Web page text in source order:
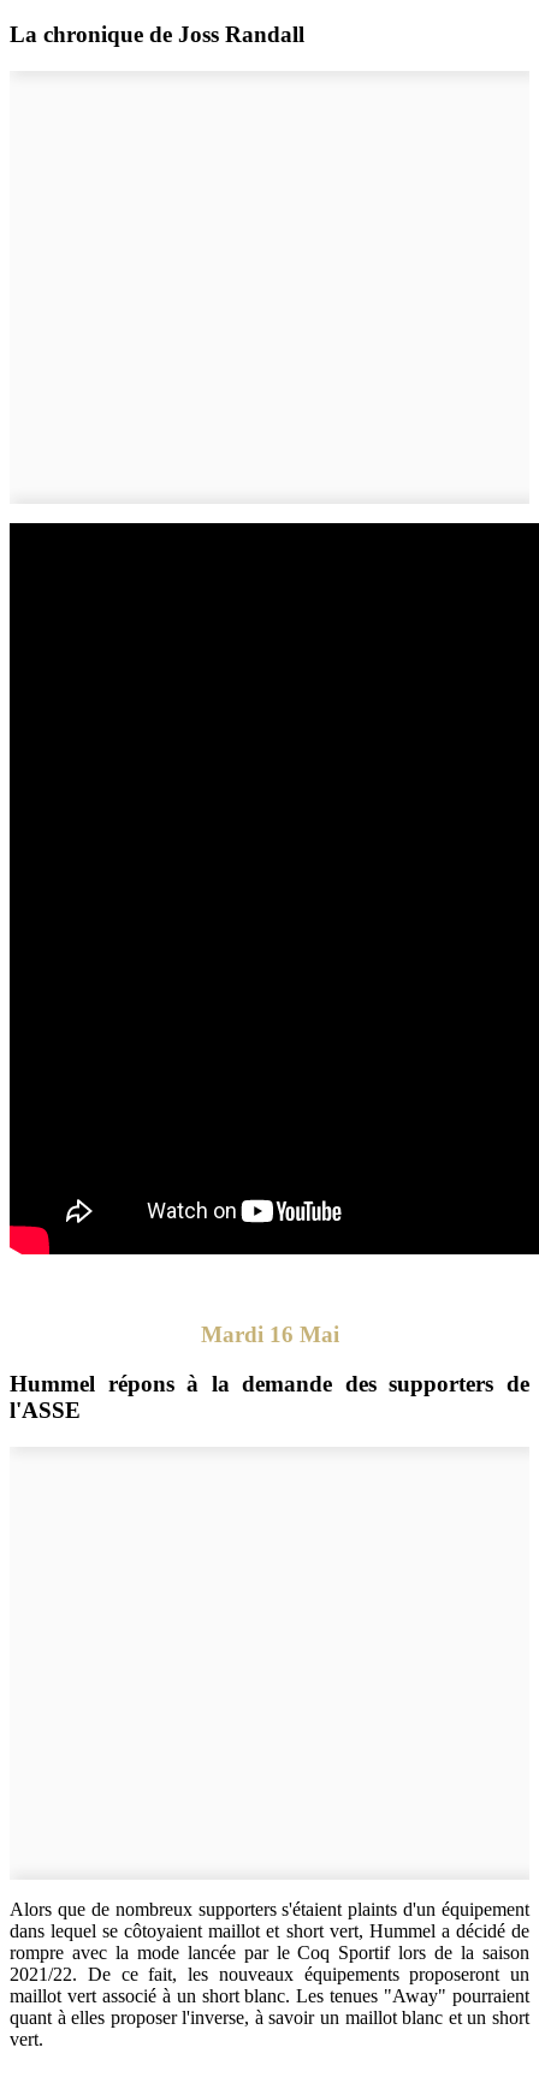
La chronique de Joss Randall
Mardi 16 Mai
Hummel répons à la demande des supporters de
l'ASSE
Alors que de nombreux supporters s'étaient plaints d'un équipement
dans lequel se côtoyaient maillot et short vert, Hummel a décidé de
rompre avec la mode lancée par le Coq Sportif lors de la saison
2021/22. De ce fait, les nouveaux équipements proposeront un
maillot vert associé à un short blanc. Les tenues "Away" pourraient
quant à elles proposer l'inverse, à savoir un maillot blanc et un short
vert.